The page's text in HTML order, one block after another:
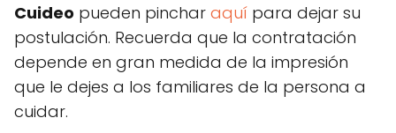
Cuideo pueden pinchar aquí para dejar su
postulación. Recuerda que la contratación
depende en gran medida de la impresión
que le dejes a los familiares de la persona a
cuidar.